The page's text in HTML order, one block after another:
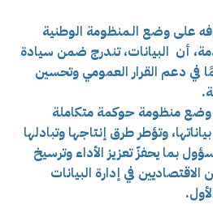
على وضع الـمنظومة الوطنية
أن البيانات، تندرج ضمن سيادة
في دعم القرار العمومي وتحسين
منظومة حوكمة متكاملة
وتؤطر طرق إنتاجها وتبادلها
بما يحفزّ تعزيز الأداء وترسيخ
الاقتصاديين في إدارة البيانات